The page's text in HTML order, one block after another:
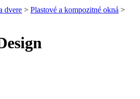
dvere > Plastové a kompozitné okná >